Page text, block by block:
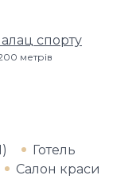
спорту
метрiв
Готель
Салон краси